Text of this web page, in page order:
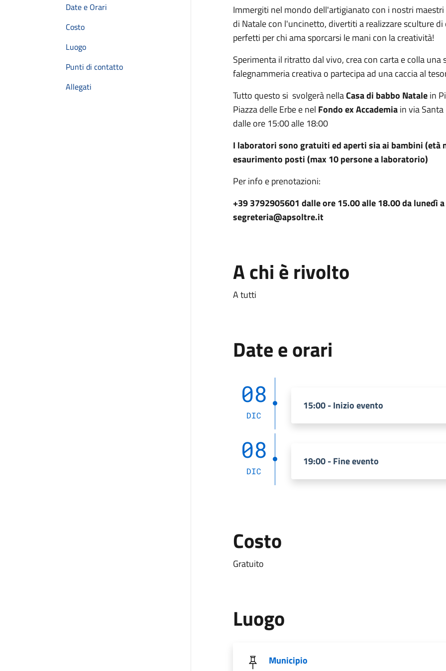
Date e Orari
Costo
Luogo
Punti di contatto
Allegati
Immergiti nel mondo dell'artigianato con i nostri
di Natale con l'uncinetto, divertiti a realizzare sculture
perfetti per chi ama sporcarsi le mani con la creatività!
Sperimenta il ritratto dal vivo, crea con carta e colla
falegnammeria creativa o partecipa ad una caccia al
Tutto questo si svolgerà nellaCasa di babbo Natalein
Piazza delle Erbe e nel Fondo ex Accademiain via Santa
dalle ore 15:00 alle 18:00
I laboratori sono gratuiti ed aperti sia ai bambini (età
esaurimento posti (max 10 persone a laboratorio)
Per info e prenotazioni:
+39 3792905601 dalle ore 15.00 alle 18.00 da lunedì
segreteria@apsoltre.it
A chi è rivolto
A tutti
Date e orari
08
DIC
15:00 - Inizio evento
08
DIC
19:00 - Fine evento
Costo
Gratuito
Luogo
Municipio